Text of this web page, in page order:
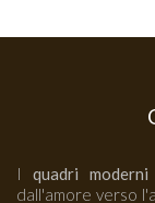
I quadri moderni
dall'amore verso